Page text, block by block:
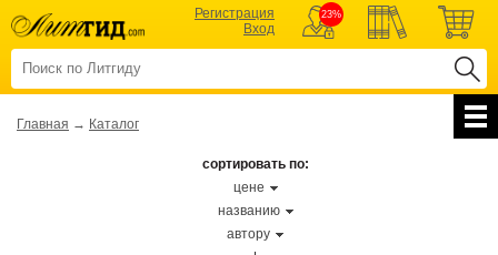
Регистрация
Вход
23%
Главная → Каталог
сортировать по:
цене
названию
автору